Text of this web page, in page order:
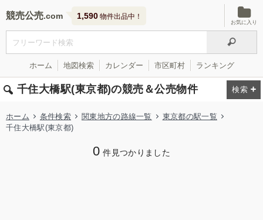
競売公売 1,590 物件出品中！
お気に入り
ホーム 地図検索 カレンダー 市区町村 ランキング
千住大橋駅(東京都)の競売＆公売物件
ホーム 条件検索 関東地方の路線一覧
東京都の駅一覧
千住大橋駅(東京都)
0 件見つかりました